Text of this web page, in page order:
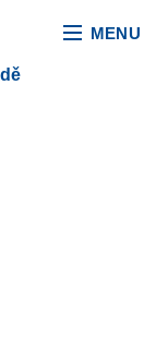
MENU
poslední čtyři